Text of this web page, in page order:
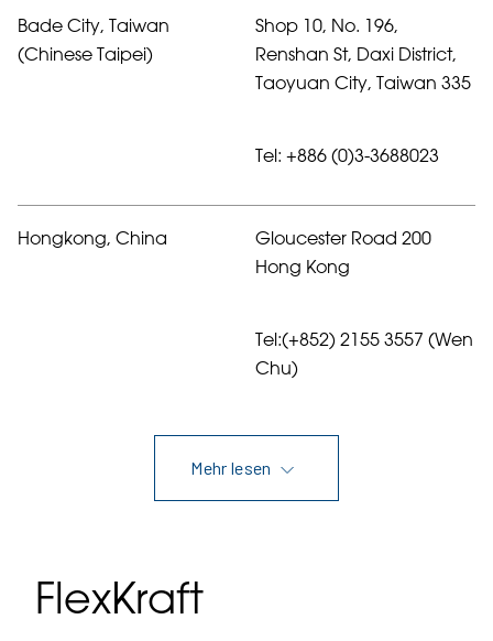
Bade City, Taiwan
(Chinese Taipei)
Shop 10, No. 196,
Renshan St, Daxi District,
Taoyuan City, Taiwan 335
Tel: +886 (0)3-3688023
Hongkong, China
Gloucester Road 200
Hong Kong
Tel:(+852) 2155 3557 (Wen
Chu)
Mehr lesen
FlexKraft